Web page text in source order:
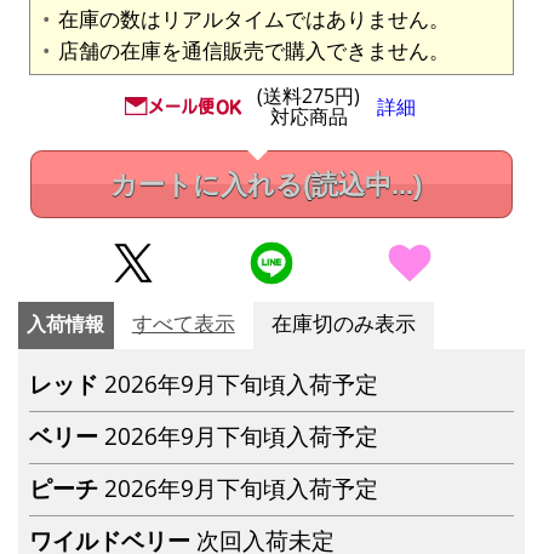
在庫の数はリアルタイムではありません。
店舗の在庫を通信販売で購入できません。
(送料275円)
対応商品 詳細
カートに入れる(読込中...)
入荷情報 すべて表示 在庫切のみ表示
レッド 2026年9月下旬頃入荷予定
ベリー 2026年9月下旬頃入荷予定
ピーチ 2026年9月下旬頃入荷予定
ワイルドベリー 次回入荷未定